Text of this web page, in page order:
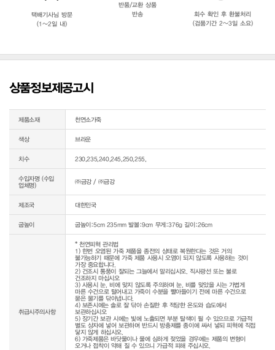
택배기사님 방문
(1~2일 내)
반품/교환 상품
반송
회수 확인 후 환불처리
(검품기간 2~3일 소요)
상품정보제공고시
제품소재 천연소가죽
색상 브라운
치수 230,235,240,245,250,255,
수입자명 (수입
업체명)
㈜금강 / ㈜금강
제조국 대한민국
굽높이 굽높이:5cm 235mm 발볼:9cm 무게:376g 길이:26cm
취급시주의사항
* 천연피혁 관리법
1) 한번 오염된 가죽 제품을 종전의 상태로 복원한다는 것은 거의
불가능하기 때문에 가죽 제품 사용시 오염이 되지 않도록 사용하는 것이
가장 중요합니다.
2) 건조시 통풍이 잘되는 그늘에서 말리십시오. 직사광선 또는 불로
건조하지 마십시오
3) 사용시 눈, 비에 맞지 않도록 주의하며 눈, 비를 맞았을 시는 가볍게
마른 수건으로 털어내고 가죽이 수분을 빨아들이기 전에 마른 수건으로
묻은 물기를 닦아냅니다.
4) 보존시에는 솔로 잘 닦아 손질한 후 적당한 온도와 습도에서
보관하십시오
5) 장기간 보관 시에는 빛에 노출되면 부분 탈색이 될 수 있으므로 가급적
별도 상자에 넣어 보관하며 반드시 방충제를 종이에 싸서 넣되 피혁에 직접
닿지 않게 하십시오.
6) 가죽제품은 바닷물이나 물에 심하게 젖었을 경우에는 제품의 변형이
오거나 접착이 약해 질 수 있으니 가급적 피해 주십시오.